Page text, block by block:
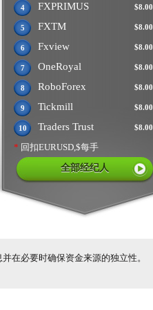
$8.00
4 FXPRIMUS
$8.00
5 FXTM
$8.00
6 Fxview
$8.00
7 OneRoyal
$8.00
8 RoboForex
$8.00
9 Tickmill
$8.00
10 Traders Trust
* 回扣EURUSD,$每手
全部经纪人
在必要时确保资金来源的独立性。